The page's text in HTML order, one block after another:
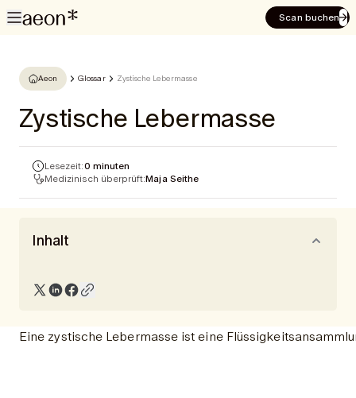
Scan buchen
Aeon Glossar Zystische Lebermasse
Zystische Lebermasse
Lesezeit:0 minuten
Medizinisch überprüft:Maja Seithe
Inhalt
Eine zystische Lebermasse ist eine